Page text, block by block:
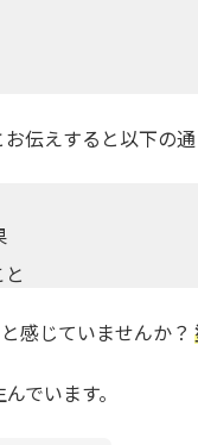
伝えすると以下の通
感じていませんか？
でいます。